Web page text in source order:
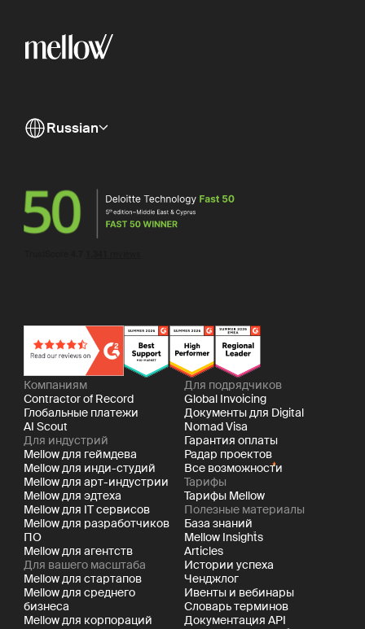
Russian
Компаниям
Contractor of Record
Глобальные платежи
AI Scout
Для индустрий
Mellow для геймдева
Mellow для инди-студий
Mellow для арт-индустрии
Mellow для эдтеха
Mellow для IT сервисов
Mellow для разработчиков
ПО
Mellow для агентств
Для вашего масштаба
Mellow для стартапов
Mellow для среднего
бизнеса
Mellow для корпораций
Для подрядчиков
Global Invoicing
Документы для Digital
Nomad Visa
Гарантия оплаты
Радар проектов
Все возможности
Тарифы
Тарифы Mellow
Полезные материалы
База знаний
Mellow Insights
Articles
Истории успеха
Ченджлог
Ивенты и вебинары
Словарь терминов
Документация API